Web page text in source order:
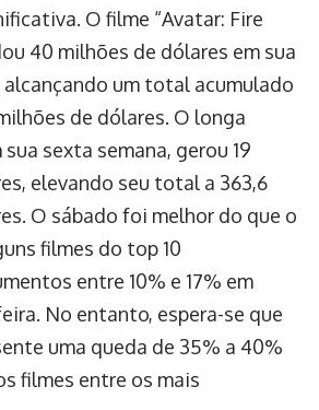
O filme “Avatar: Fire
40 milhões de dólares em sua
alcançando um total acumulado
de dólares. O longa
sexta semana, gerou 19
elevando seu total a 363,6
O sábado foi melhor do que o
filmes do top 10
entre 10% e 17% em
No entanto, espera-se que
uma queda de 35% a 40%
filmes entre os mais